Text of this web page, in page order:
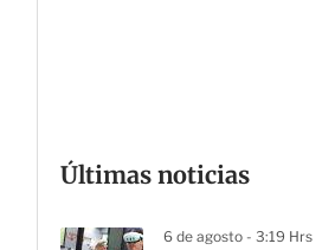
Últimas noticias
6 de agosto - 3:19 Hrs